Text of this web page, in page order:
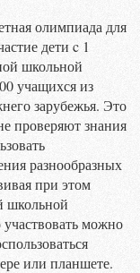
олимпиада для
дети c 1
школьной
учащихся из
зарубежья. Это
проверяют знания
разнообразных
при этом
школьной
можно
или планшете.